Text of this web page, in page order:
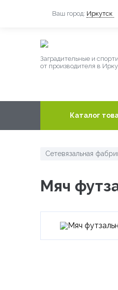
Ваш город: Иркутск
Заградительные и
от производителя в
Каталог
Сетевязальная
Мяч